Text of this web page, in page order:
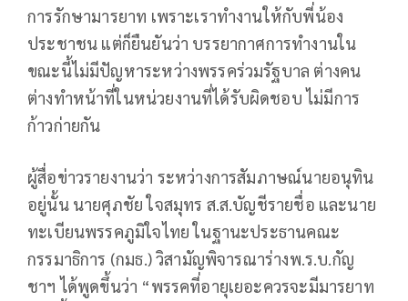
การรักษามารยาท เพราะเราทำงานให้กับพี่น้อง
ประชาชน แต่ก็ยืนยันว่า บรรยากาศการทำงานใน
ขณะนี้ไม่มีปัญหาระหว่างพรรคร่วมรัฐบาล ต่างคน
ต่างทำหน้าที่ในหน่วยงานที่ได้รับผิดชอบ ไม่มีการ
ก้าวก่ายกัน
ผู้สื่อข่าวรายงานว่า ระหว่างการสัมภาษณ์นายอนุทิน
อยู่นั้น นายศุภชัย ใจสมุทร ส.ส.บัญชีรายชื่อ และนาย
ทะเบียนพรรคภูมิใจไทย ในฐานะประธานคณะ
กรรมาธิการ (กมธ.) วิสามัญพิจารณาร่างพ.ร.บ.กัญ
ชาฯ ได้พูดขึ้นว่า “พรรคที่อายุเยอะควรจะมีมารยาท